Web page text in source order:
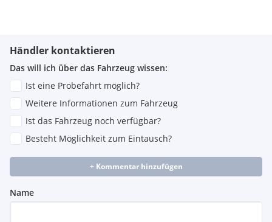
Händler kontaktieren
Das will ich über das Fahrzeug wissen:
Ist eine Probefahrt möglich?
Weitere Informationen zum Fahrzeug
Ist das Fahrzeug noch verfügbar?
Besteht Möglichkeit zum Eintausch?
+ Kommentar hinzufügen
Name